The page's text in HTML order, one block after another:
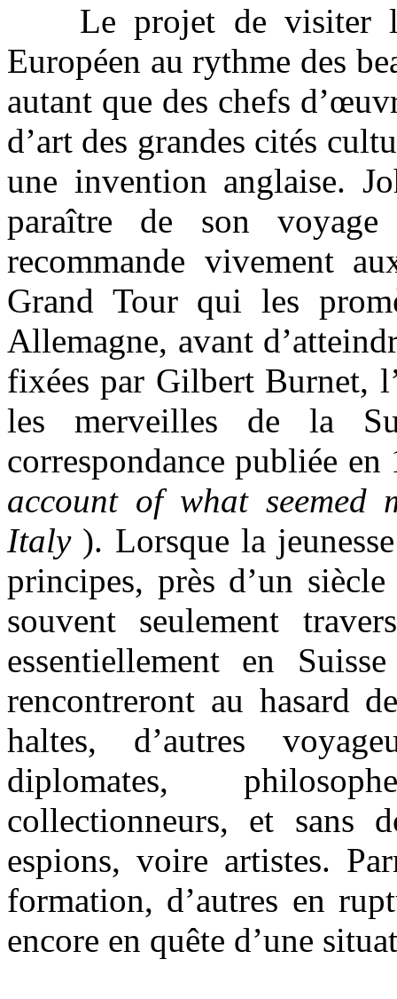
Le projet de visiter
Européen au rythme des
autant que des chefs
d’art des grandes cités
une invention anglaise.
paraître de son
recommande vivement
Grand Tour qui les
Allemagne, avant
fixées par Gilbert Burnet,
les merveilles de la
correspondance publiée en
account of what seemed
Italy ). Lorsque la
principes, près d’un
souvent seulement
essentiellement en
rencontreront au hasard
haltes, d’autres
diplomates,
collectionneurs, et sans
espions, voire artistes.
formation, d’autres en
encore en quête d’une